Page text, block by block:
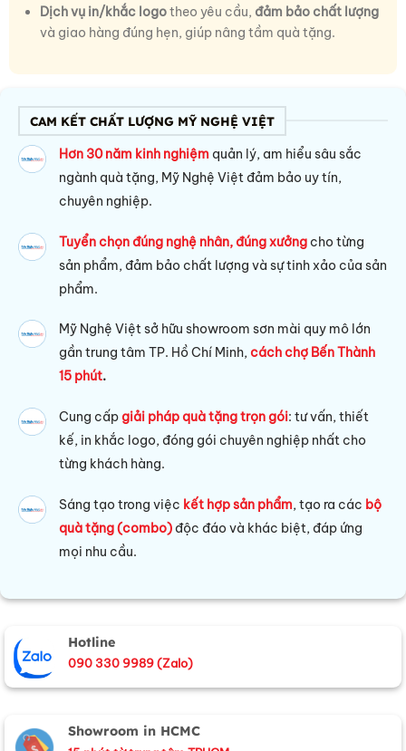
Dịch vụ in/khắc logotheo yêu cầu, đảm bảo chất lượng
và giao hàng đúng hẹn, giúp nâng tầm quà tặng.
CAM KẾT CHẤT LƯỢNG MỸ NGHỆ VIỆT
Hơn 30 năm kinh nghiệm quản lý, am hiểu sâu sắc
ngành quà tặng, Mỹ Nghệ Việt đảm bảo uy tín,
chuyên nghiệp.
Tuyển chọn đúng nghệ nhân, đúng xưởng cho từng
sản phẩm, đảm bảo chất lượng và sự tinh xảo của sản
phẩm.
Mỹ Nghệ Việt sở hữu showroom sơn mài quy mô lớn
gần trung tâm TP. Hồ Chí Minh,cách chợ Bến Thành
15 phút.
Cung cấpgiải pháp quà tặng trọn gói: tư vấn, thiết
kế, in khắc logo, đóng gói chuyên nghiệp nhất cho
từng khách hàng.
Sáng tạo trong việc kết hợp sản phẩm, tạo ra các bộ
quà tặng (combo) độc đáo và khác biệt, đáp ứng
mọi nhu cầu.
Hotline
090 330 9989 (Zalo)
Showroom in HCMC